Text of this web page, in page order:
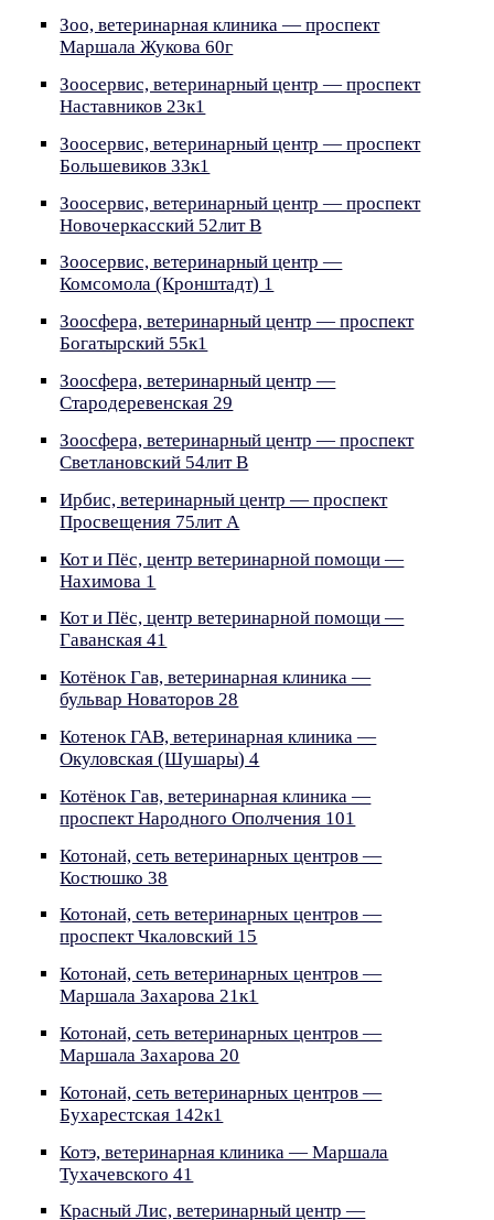
Зоо, ветеринарная клиника — проспект
Маршала Жукова 60г
Зоосервис, ветеринарный центр — проспект
Наставников 23к1
Зоосервис, ветеринарный центр — проспект
Большевиков 33к1
Зоосервис, ветеринарный центр — проспект
Новочеркасский 52лит В
Зоосервис, ветеринарный центр —
Комсомола (Кронштадт) 1
Зоосфера, ветеринарный центр — проспект
Богатырский 55к1
Зоосфера, ветеринарный центр —
Стародеревенская 29
Зоосфера, ветеринарный центр — проспект
Светлановский 54лит В
Ирбис, ветеринарный центр — проспект
Просвещения 75лит А
Кот и Пёс, центр ветеринарной помощи —
Нахимова 1
Кот и Пёс, центр ветеринарной помощи —
Гаванская 41
Котёнок Гав, ветеринарная клиника —
бульвар Новаторов 28
Котенок ГАВ, ветеринарная клиника —
Окуловская (Шушары) 4
Котёнок Гав, ветеринарная клиника —
проспект Народного Ополчения 101
Котонай, сеть ветеринарных центров —
Костюшко 38
Котонай, сеть ветеринарных центров —
проспект Чкаловский 15
Котонай, сеть ветеринарных центров —
Маршала Захарова 21к1
Котонай, сеть ветеринарных центров —
Маршала Захарова 20
Котонай, сеть ветеринарных центров —
Бухарестская 142к1
Котэ, ветеринарная клиника — Маршала
Тухачевского 41
Красный Лис, ветеринарный центр —